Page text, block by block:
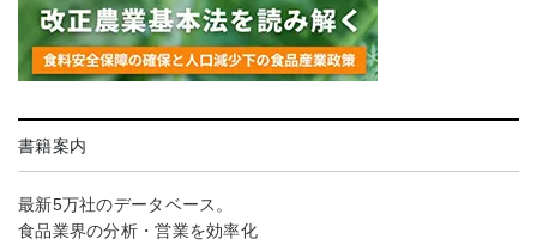
書籍案内
最新5万社のデータベース。
食品業界の分析・営業を効率化